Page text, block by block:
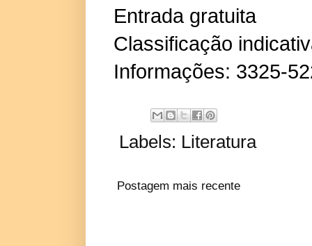
Entrada gratuita
Classificação
Informações: 3325-
Labels: Literatura
Postagem mais recente